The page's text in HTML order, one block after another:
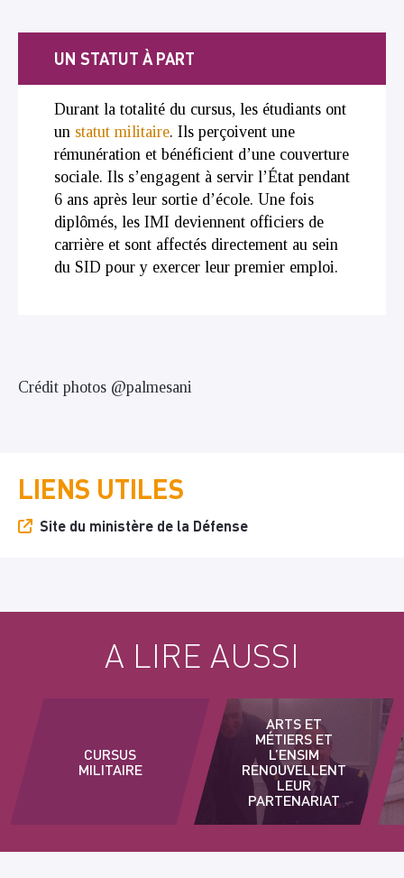
UN STATUT À PART
Durant la totalité du cursus, les étudiants ont
un statut militaire. Ils perçoivent une
rémunération et bénéficient d’une couverture
sociale. Ils s’engagent à servir l’État pendant
6 ans après leur sortie d’école. Une fois
diplômés, les IMI deviennent officiers de
carrière et sont affectés directement au sein
du SID pour y exercer leur premier emploi.
Crédit photos @palmesani
LIENS UTILES
Site du ministère de la Défense
A LIRE AUSSI
CURSUS
MILITAIRE
ARTS ET
MÉTIERS ET
L’ENSIM
RENOUVELLENT
LEUR
PARTENARIAT